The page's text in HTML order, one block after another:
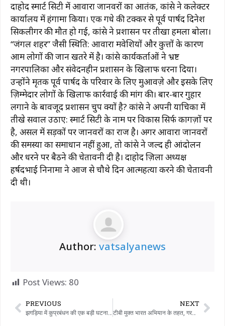
दाहोद स्मार्ट सिटी में आवारा जानवरों का आतंक, कांग्रेस ने कलेक्टर
कार्यालय में हंगामा किया। एक गधे की टक्कर से पूर्व पार्षद दिनेश
सिकलीगर की मौत हो गई, कांग्रेस ने प्रशासन पर तीखा हमला बोला।
“जंगल शहर” जैसी स्थिति: आवारा मवेशियों और कुत्तों के कारण
आम लोगों की जान खतरे में है। कांग्रेस कार्यकर्ताओं ने भ्रष्ट
नगरपालिका और संवेदनहीन प्रशासन के खिलाफ धरना दिया।
उन्होंने मृतक पूर्व पार्षद के परिवार के लिए मुआवज़े और इसके लिए
ज़िम्मेदार लोगों के खिलाफ कार्रवाई की मांग की। बार-बार गुहार
लगाने के बावजूद प्रशासन चुप क्यों है? कांग्रेस ने अपनी याचिका में
तीखे सवाल उठाए: स्मार्ट सिटी के नाम पर विकास सिर्फ कागज़ों पर
है, असल में सड़कों पर जानवरों का राज है। अगर आवारा जानवरों
की समस्या का समाधान नहीं हुआ, तो कांग्रेस ने जल्द ही आंदोलन
और धरने पर बैठने की चेतावनी दी है। दाहोद ज़िला अध्यक्ष
हर्षदभाई निनामा ने आज से चौथे दिन आत्महत्या करने की चेतावनी
दी थी।
Author: vatsalyanews
Post Views: 80
PREVIOUS
झगड़िया में कुप्रबंधन की एक बड़ी घटना सामने आई है, जहाँ गैस एजेंसी के गोदाम से 956 गैस सिलेंडर गायब होने का मामला प्रकाश में आया है।
NEXT
टीबी मुक्त भारत अभियान के तहत, गरबाड़ा तालुका के जंबुआना स्थित प्राथमिक स्वास्थ्य केंद्र के सिमालिया गाँव में, पोर्टेबल एक्स-रे का उपयोग करके एक टीबी स्क्रीनिंग शिविर आयोजित किया गया।